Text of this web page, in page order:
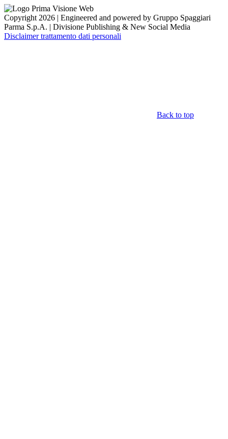
Copyright 2026 | Engineered and powered by Gruppo Spaggiari
Parma S.p.A. | Divisione Publishing & New Social Media
Disclaimer trattamento dati personali
Back to top